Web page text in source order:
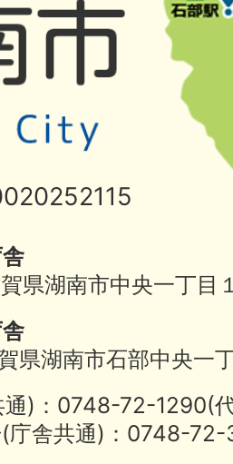
県湖南市中央一丁目
県湖南市石部中央一
通)：0748-72-
庁舎共通)：0748-